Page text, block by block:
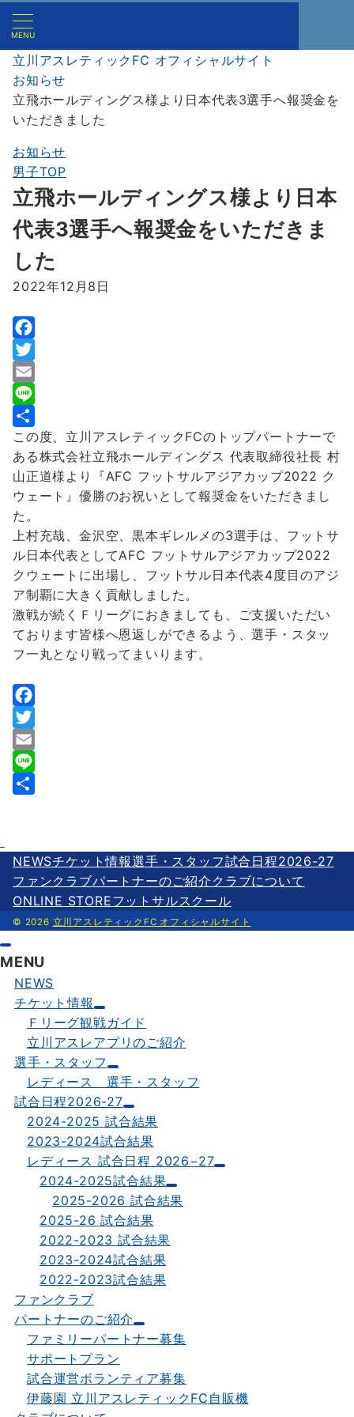
MENU
立川アスレティックFC オフィシャルサイト
お知らせ
立飛ホールディングス様より日本代表3選手へ報奨金を
いただきました
お知らせ
男子TOP
立飛ホールディングス様より日本
代表3選手へ報奨金をいただきま
した
2022年12月8日
F
a
c
e
b
o
o
k
T
w
t
t
e
r
E
m
a
i
l
L
i
n
e
共
有
この度、立川アスレティックFCのトップパートナーで
ある株式会社立飛ホールディングス 代表取締役社長 村
山正道様より『AFC フットサルアジアカップ2022 ク
ウェート』優勝のお祝いとして報奨金をいただきまし
た。
上村充哉、金沢空、黒本ギレルメの3選手は、フットサ
ル日本代表としてAFC フットサルアジアカップ2022
クウェートに出場し、フットサル日本代表4度目のアジ
ア制覇に大きく貢献しました。
激戦が続くＦリーグにおきましても、ご支援いただい
ております皆様へ恩返しができるよう、選手・スタッ
フ一丸となり戦ってまいります。
F
a
c
e
o
k
T
w
e
r
E
m
l
L
e
NEWSチケット情報選手・スタッフ試合日程2026-27
ファンクラブパートナーのご紹介 クラブについて
ONLINE STOREフットサルスクール
© 2026 立川アスレティックFC オフィシャルサイト
MENU
NEWS
チケット情報
Ｆリーグ観戦ガイド
立川アスレアプリのご紹介
選手・スタッフ
レディース 選手・スタッフ
試合日程2026-27
2024-2025 試合結果
2023-2024試合結果
レディース 試合日程 2026−27
2024-2025試合結果
2025-2026 試合結果
2025-26 試合結果
2022-2023 試合結果
2023-2024試合結果
2022-2023試合結果
ファンクラブ
パートナーのご紹介
ファミリーパートナー募集
サポートプラン
試合運営ボランティア募集
伊藤園 立川アスレティックFC自販機